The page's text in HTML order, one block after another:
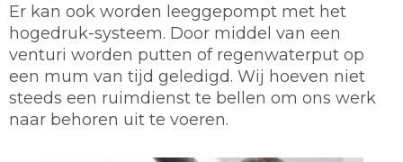
Er kan ook worden leeggepompt met het
hogedruk-systeem. Door middel van een
venturi worden putten of regenwaterput op
een mum van tijd geledigd. Wij hoeven niet
steeds een ruimdienst te bellen om ons werk
naar behoren uit te voeren.